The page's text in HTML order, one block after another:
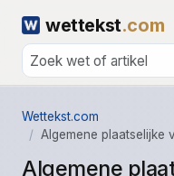
wettekst.com
Wettekst.com
Algemene plaatselijke
Algemene